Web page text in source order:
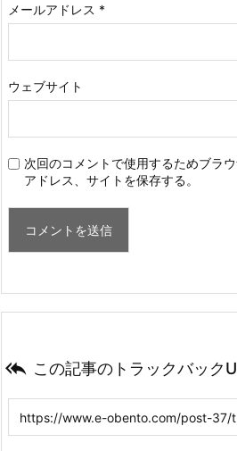
メールアドレス *
ウェブサイト
次回のコメントで使用するためブラ
アドレス、サイトを保存する。
 この記事のトラックバック